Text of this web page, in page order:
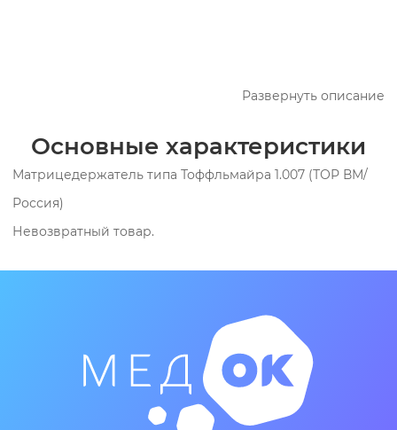
Развернуть описание
Основные характеристики
Матрицедержатель типа Тоффльмайра 1.007 (ТОР ВМ/
Россия)
Невозвратный товар.